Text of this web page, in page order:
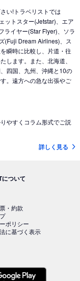
い!トラベリストでは
ットスター(Jetstar)、エア
ライヤー(Star Flyer)、ソラ
(Fuji Dream Airlines)、ス
瞬時に比較し、片道・往
します。また、北海道、
四国、九州、沖縄と10の
。遠方への急な出張やご
やすくコラム形式でご説
詳しく見る
ついて
・約款
ポリシー
に基づく表示